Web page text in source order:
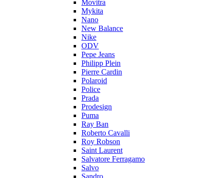
Movitra
Mykita
Nano
New Balance
Nike
ODV
Pepe Jeans
Philipp Plein
Pierre Cardin
Polaroid
Police
Prada
Prodesign
Puma
Ray Ban
Roberto Cavalli
Roy Robson
Saint Laurent
Salvatore Ferragamo
Salvo
Sandro